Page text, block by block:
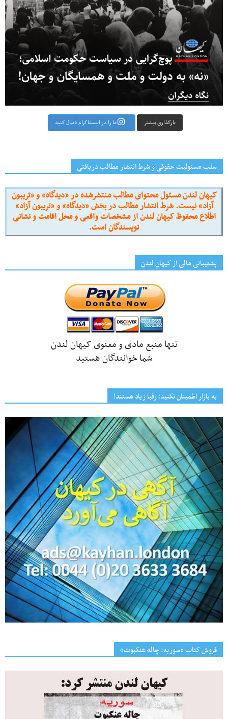
بارگذاری بیشتر ما را در اینستاگرام دنبال کنید
سلب مسئولیت حقوقی و شرط انتشار مطالب دریافتی
کیهان لندن مسئول محتوای مطالب منتشرشده در «دیدگاه» و «تریبون
آزاد» نیست. شرط انتشار مطالب در بخش «دیدگاه» و «تریبون آزاد»
اطلاع محفوظ کیهان لندن از مشخصات واقعی و محل اقامت و نشانی
نویسندگان است.
پشتیبانی مالی از کیهانِ لندن
تنها منبع مادی و معنوی کیهان لندن
شما خوانندگان هستید
به بازار اطمینان نکنید؛ رقبا زیاد هستند!
فروش کتاب «سوریه: چاله عنکبوت»